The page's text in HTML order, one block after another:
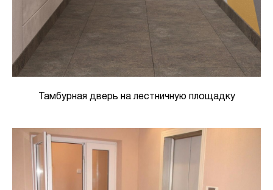
Тамбурная дверь на лестничную площадку